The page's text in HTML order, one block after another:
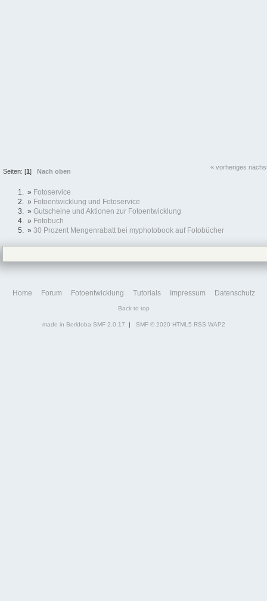
Seiten: [1]Nach oben
« vorheriges
» Fotoservice
» Fotoentwicklung und Fotoservice
» Gutscheine und Aktionen zur Fotoentwicklung
» Fotobuch
» 30 Prozent Mengenrabatt bei myphotobook auf Fotobücher
Home Forum Fotoentwicklung Tutorials Impressum Datenschutz
Back to top
made in Berldoba SMF 2.0.17 | SMF © 2020 HTML5 RSS WAP2